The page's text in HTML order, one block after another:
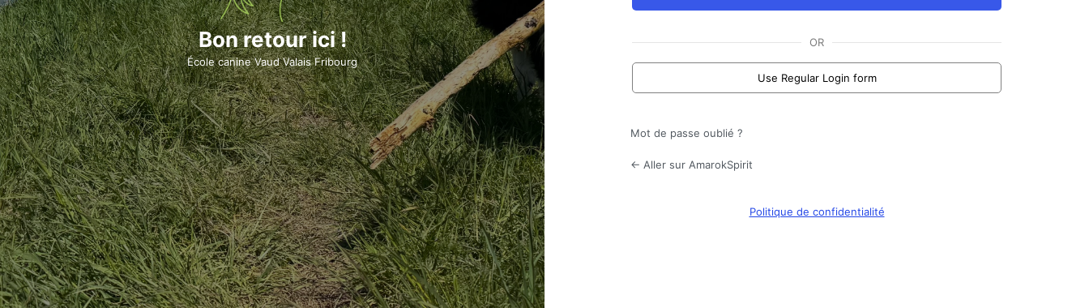
OR
Use Regular Login form
Mot de passe oublié ?
← Aller sur AmarokSpirit
Politique de confidentialité
Bon retour ici !
École canine Vaud Valais Fribourg